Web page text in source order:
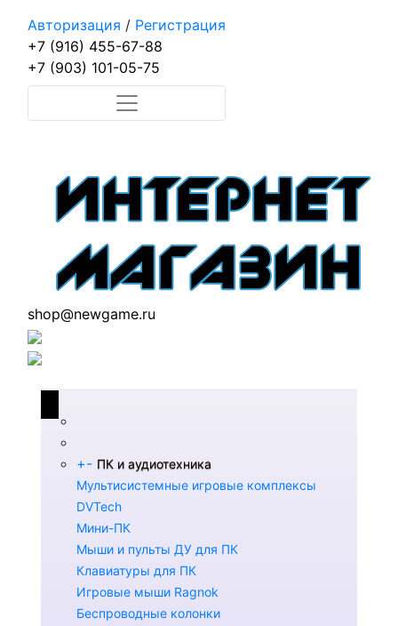
Авторизация / Регистрация
+7 (916) 455-67-88
+7 (903) 101-05-75
shop@newgame.ru
+- ПК и аудиотехника
Мультисистемные игровые комплексы
DVTech
Мини-ПК
Мыши и пульты ДУ для ПК
Клавиатуры для ПК
Игровые мыши Ragnok
Беспроводные колонки